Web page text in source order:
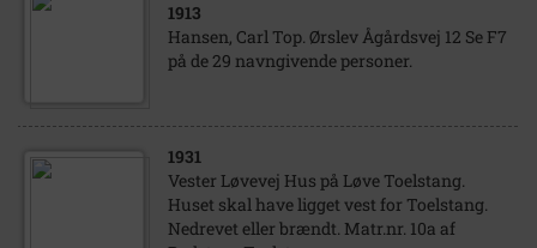
1913
Hansen, Carl Top. Ørslev Ågårdsvej 12 Se F7
på de 29 navngivende personer.
1931
Vester Løvevej Hus på Løve Toelstang.
Huset skal have ligget vest for Toelstang.
Nedrevet eller brændt. Matr.nr. 10a af